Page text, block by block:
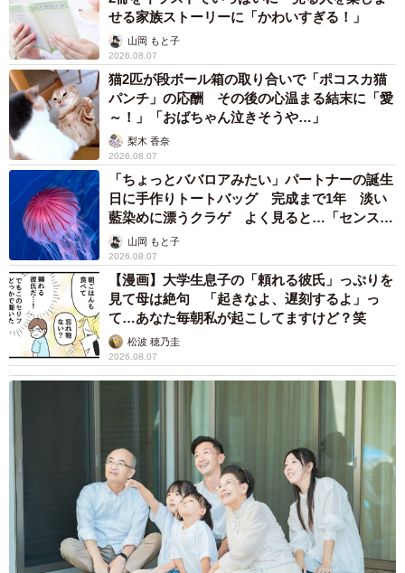
せる家族ストーリーに「かわいすぎる！」
山岡 もと子
2026.08.07
猫2匹が段ボール箱の取り合いで「ポコスカ猫
パンチ」の応酬 その後の心温まる結末に「愛
～！」「おばちゃん泣きそうや…」
梨木 香奈
2026.08.07
「ちょっとババロアみたい」パートナーの誕生
日に手作りトートバッグ 完成まで1年 淡い
藍染めに漂うクラゲ よく見ると…「センスす
ごい」山岡 もと子
2026.08.07
【漫画】大学生息子の「頼れる彼氏」っぷりを
見て母は絶句 「起きなよ、遅刻するよ」っ
て…あなた毎朝私が起こしてますけど？笑
松波 穂乃圭
2026.08.07